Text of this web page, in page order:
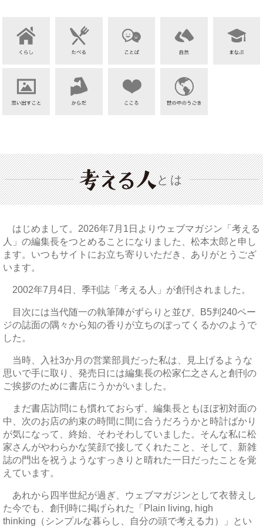
とは
はじめまして。2026年7月1日よりウェブマガジン「考える
人」の編集長をつとめることになりました、松本太郎と申し
ます。いつもサイトにお立ち寄りいただき、ありがとうござ
います。
2002年7月4日、季刊誌「考える人」が創刊されました。
目次には当代随一の執筆陣がずらりと並び、B5判240ペー
ジの誌面の隅々から知の香りが立ちのぼってくるかのようで
した。
当時、入社3か月の営業部員だった私は、見上げるような
思いで手に取り、発売日には編集長の松家仁之さんと創刊の
ご挨拶のために書店にうかがいました。
まだ書店訪問にも慣れておらず、編集長ともほぼ初対面の
中、次のお店の約束の時間に間に合うだろうかと時計ばかり
が気になって、終始、そわそわしていました。そんな私に松
家さんがやわらかな笑顔で接してくれたこと、そして、新雑
誌の門出を祝うようなすっきりと晴れた一日だったことを覚
えています。
あれから四半世紀が過ぎ、ウェブマガジンとして衣替えし
た今でも、創刊時に掲げられた「Plain living, high
thinking（シンプルな暮らし、自分の頭で考える力）」とい